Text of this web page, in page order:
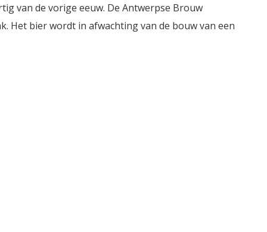
van de vorige eeuw. De Antwerpse Brouw
Het bier wordt in afwachting van de bouw van een